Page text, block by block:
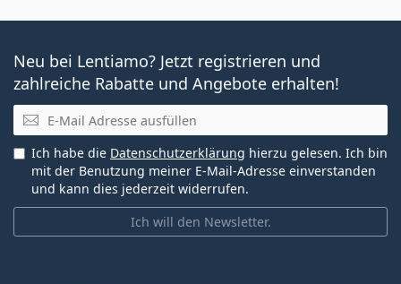
Neu bei Lentiamo? Jetzt registrieren und
zahlreiche Rabatte und Angebote erhalten!
E-Mail
Ich will den Newsletter.
Ich habe die Datenschutzerklärung hierzu gelesen. Ich bin
mit der Benutzung meiner E-Mail-Adresse einverstanden
und kann dies jederzeit widerrufen.